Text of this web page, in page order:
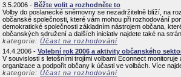
3.5.2006 - Běžte volit a rozhodněte to
Volby do poslanecké sněmovny se nezadržitelně blíží, na
občanské společnosti, které vám mohou při rozhodování
demokratické společnosti základním nástrojem občana,
občanských sdružení a dalších iniciativ najdete také na
kategorie: Účast na rozhodování
14.4.2006 - Volební rok 2006 a aktivity občanského
V souvislosti s letošními trojími volbami Econnect
organizace a podpořit občany k účasti ve volbách. Více
kategorie: Účast na rozhodování